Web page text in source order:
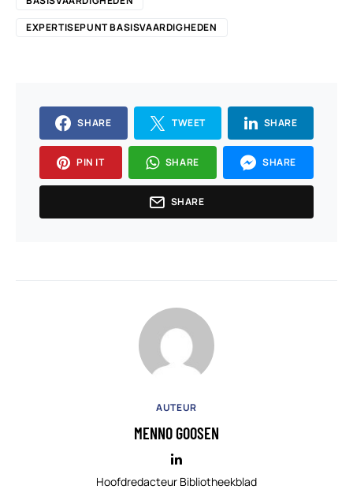
EXPERTISEPUNT BASISVAARDIGHEDEN
SHARE TWEET SHARE
PIN IT SHARE SHARE
SHARE
AUTEUR
MENNO GOOSEN
Hoofdredacteur Bibliotheekblad